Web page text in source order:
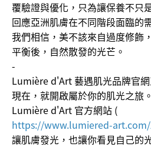
覆驗證與優化，只為讓保養不只
回應亞洲肌膚在不同階段面臨的
我們相信，美不該來自過度修飾
平衡後，自然散發的光芒。
-
Lumière d'Art 藝遇肌光品牌官
現在，就開啟屬於你的肌光之旅。
Lumière d'Art 官方網站 (
https://www.lumiered-art.com/
讓肌膚發光，也讓你看見自己的